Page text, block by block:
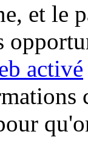
et le
activé